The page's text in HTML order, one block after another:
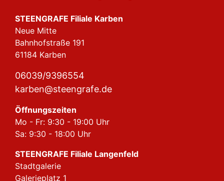
STEENGRAFE Filiale Karben
Neue Mitte
Bahnhofstraße 191
61184 Karben
06039/9396554
karben@steengrafe.de
Öffnungszeiten
Mo - Fr: 9:30 - 19:00 Uhr
Sa: 9:30 - 18:00 Uhr
STEENGRAFE Filiale Langenfeld
Stadtgalerie
Galerieplatz 1